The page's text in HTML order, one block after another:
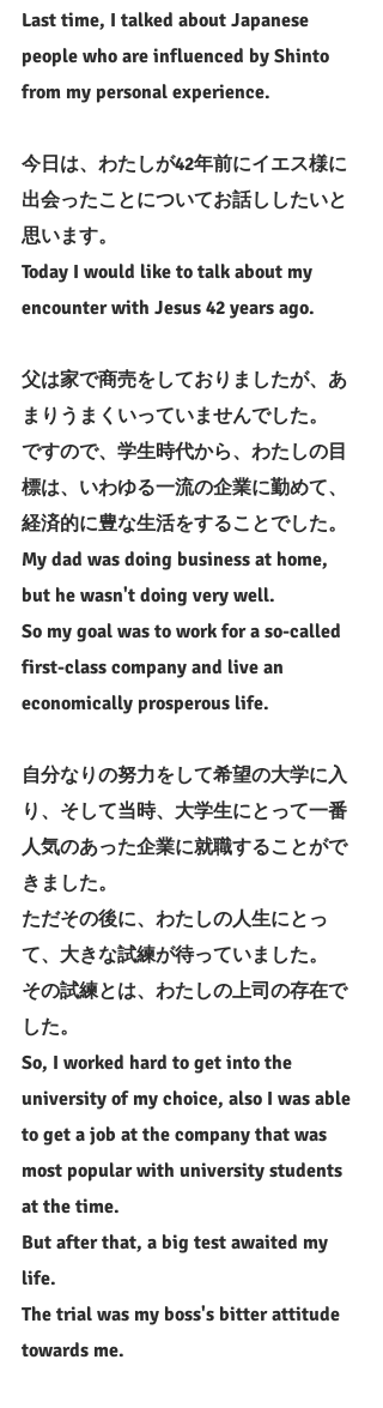
Last time, I talked about Japanese
people who are influenced by Shinto
from my personal experience.
今日は、わたしが42年前にイエス様に
出会ったことについてお話ししたいと
思います。
Today I would like to talk about my
encounter with Jesus 42 years ago.
父は家で商売をしておりましたが、あ
まりうまくいっていませんでした。
ですので、学生時代から、わたしの目
標は、いわゆる一流の企業に勤めて、
経済的に豊な生活をすることでした。
My dad was doing business at home,
but he wasn't doing very well.
So my goal was to work for a so-called
first-class company and live an
economically prosperous life.
自分なりの努力をして希望の大学に入
り、そして当時、大学生にとって一番
人気のあった企業に就職することがで
きました。
ただその後に、わたしの人生にとっ
て、大きな試練が待っていました。
その試練とは、わたしの上司の存在で
した。
So, I worked hard to get into the
university of my choice, also I was able
to get a job at the company that was
most popular with university students
at the time.
But after that, a big test awaited my
life.
The trial was my boss's bitter attitude
towards me.